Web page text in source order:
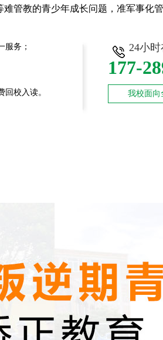
服务；
校入读。
24小
管教的青少年成长问题，准军事化
177-
我校面向